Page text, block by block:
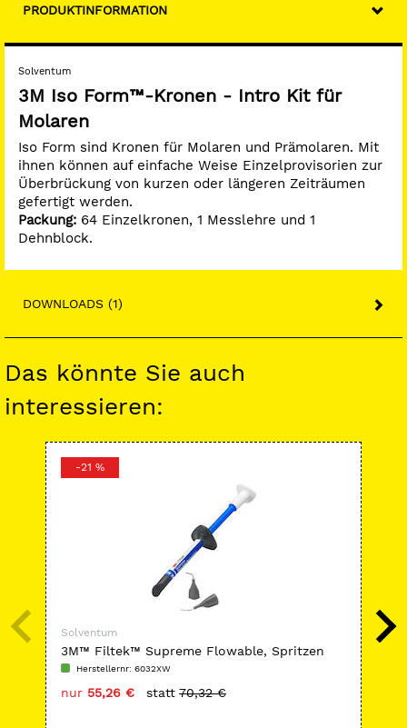
PRODUKTINFORMATION
Solventum
3M Iso Form™-Kronen - Intro Kit für
Molaren
Iso Form sind Kronen für Molaren und Prämolaren. Mit
ihnen können auf einfache Weise Einzelprovisorien zur
Überbrückung von kurzen oder längeren Zeiträumen
gefertigt werden.
Packung: 64 Einzelkronen, 1 Messlehre und 1
Dehnblock.
DOWNLOADS (1)
Das könnte Sie auch
interessieren:
-21 %
Solventum
3M™ Filtek™ Supreme Flowable, Spritzen
Herstellernr: 6032XW
nur 55,26 € statt 70,32 €